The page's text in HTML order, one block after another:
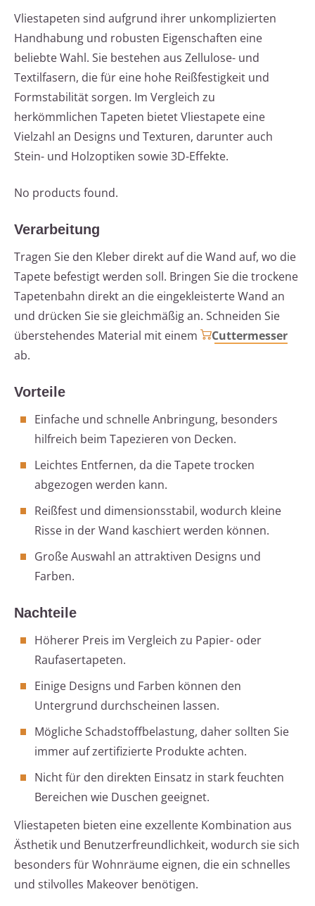
Vliestapeten sind aufgrund ihrer unkomplizierten
Handhabung und robusten Eigenschaften eine
beliebte Wahl. Sie bestehen aus Zellulose- und
Textilfasern, die für eine hohe Reißfestigkeit und
Formstabilität sorgen. Im Vergleich zu
herkömmlichen Tapeten bietet Vliestapete eine
Vielzahl an Designs und Texturen, darunter auch
Stein- und Holzoptiken sowie 3D-Effekte.
No products found.
Verarbeitung
Tragen Sie den Kleber direkt auf die Wand auf, wo die
Tapete befestigt werden soll. Bringen Sie die trockene
Tapetenbahn direkt an die eingekleisterte Wand an
und drücken Sie sie gleichmäßig an. Schneiden Sie
überstehendes Material mit einem
Cuttermesser
ab.
Vorteile
Einfache und schnelle Anbringung, besonders
hilfreich beim Tapezieren von Decken.
Leichtes Entfernen, da die Tapete trocken
abgezogen werden kann.
Reißfest und dimensionsstabil, wodurch kleine
Risse in der Wand kaschiert werden können.
Große Auswahl an attraktiven Designs und
Farben.
Nachteile
Höherer Preis im Vergleich zu Papier- oder
Raufasertapeten.
Einige Designs und Farben können den
Untergrund durchscheinen lassen.
Mögliche Schadstoffbelastung, daher sollten Sie
immer auf zertifizierte Produkte achten.
Nicht für den direkten Einsatz in stark feuchten
Bereichen wie Duschen geeignet.
Vliestapeten bieten eine exzellente Kombination aus
Ästhetik und Benutzerfreundlichkeit, wodurch sie sich
besonders für Wohnräume eignen, die ein schnelles
und stilvolles Makeover benötigen.